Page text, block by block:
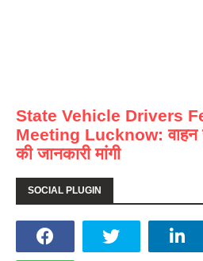
State Vehicle Drivers
Meeting Lucknow: वाहन
की जानकारी मांगी
SOCIAL PLUGIN